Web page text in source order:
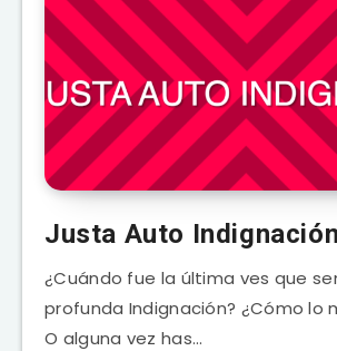
Justa Auto Indignación
¿Cuándo fue la última ves que
profunda Indignación? ¿Cómo lo
O alguna vez has…